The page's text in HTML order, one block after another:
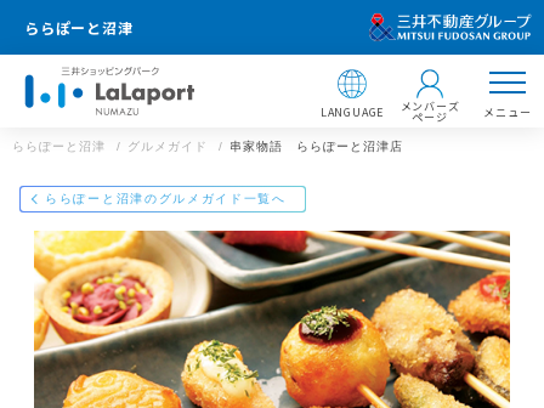
ららぽーと沼津
LANGUAGE メンバーズ
ページ メニュー
ららぽーと沼津
住所 ：
店舗情報
串家物語 ららぽーと沼津店
ららぽーと沼津
静岡県沼津市東椎路字東荒301番地3
https://mitsui-shopping-park.com/gourmet/lalaport/numazu/g00
37000000015141/
メールで送る Facebookでシェア LINEで送る
ららぽーと沼津 グルメガイド 串家物語 ららぽーと沼津店
ららぽーと沼津のグルメガイド一覧へ